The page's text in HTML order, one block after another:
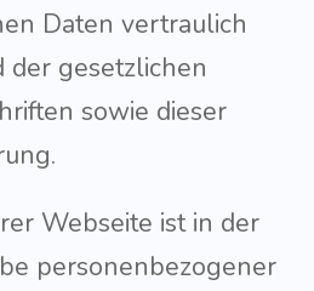
Daten vertraulich
der gesetzlichen
sowie dieser
Webseite ist in der
personenbezogener